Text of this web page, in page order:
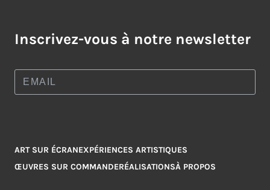
Inscrivez-vous à notre newsletter
ART SUR ÉCRANEXPÉRIENCES ARTISTIQUES
ŒUVRES SUR COMMANDERÉALISATIONSÀ PROPOS